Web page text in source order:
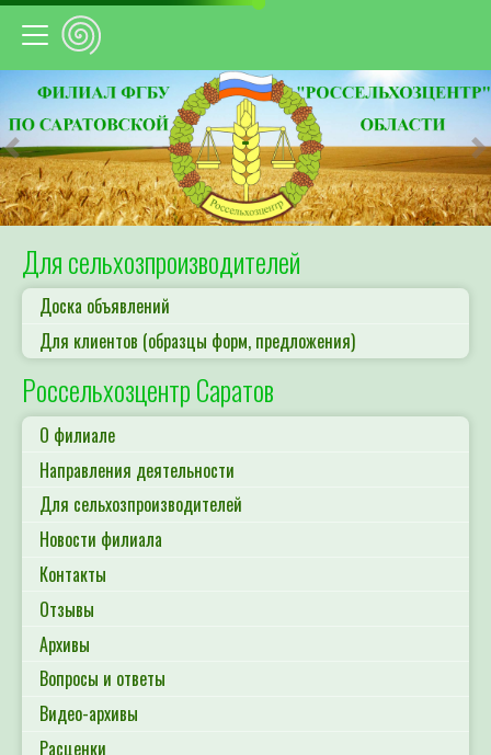
Предыдущий
Для сельхозпроизводителей
Доска объявлений
Для клиентов (образцы форм, предложения)
Россельхозцентр Саратов
О филиале
Направления деятельности
Для сельхозпроизводителей
Новости филиала
Контакты
Отзывы
Архивы
Вопросы и ответы
Видео-архивы
Расценки